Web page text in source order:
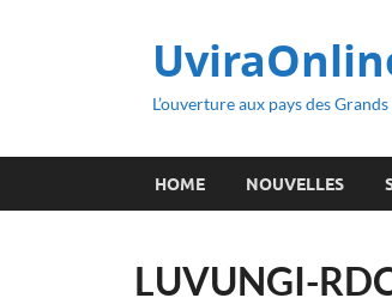
L’ouverture aux pays des
HOME NOUVELLES
LUVUNGI-